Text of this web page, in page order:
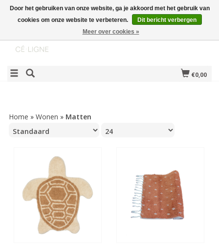
€0,00
Home » Wonen » Matten
Door het gebruiken van onze website, ga je akkoord met het gebruik van
cookies om onze website te verbeteren.
Dit bericht verbergen
Meer over cookies »